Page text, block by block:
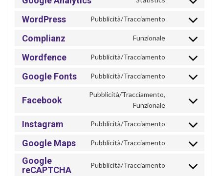
service
elementor
Consent
service
google-
WordPress Pubblicità/Tracciamento
Consent
service
wordpress
Complianz Funzionale
Consent
service
complianz
Wordfence Pubblicità/Tracciamento
Consent
service
Google Fonts Pubblicità/Tracciamento
Consent
service
fonts
Facebook
Pubblicità/Tracciamento,
Funzionale
Consent
service
Instagram Pubblicità/Tracciamento
Consent
service
Google Maps Pubblicità/Tracciamento
Consent
service
Google
reCAPTCHA
Pubblicità/Tracciamento
Consent